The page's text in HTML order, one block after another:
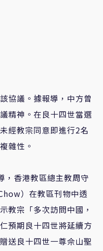
協議。據報導，中方曾
精神。在良十四世當選
經教宗同意即進行2名
雜性。
，香港教區總主教周守
）在教區刊物中透
教宗「多次訪問中國，
預期良十四世將延續方
送良十四世一尊佘山聖